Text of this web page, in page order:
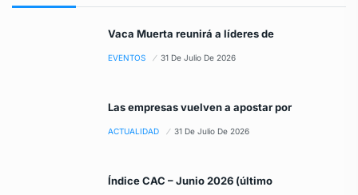
Vaca Muerta reunirá a líderes de
EVENTOS 31 De Julio De 2026
Las empresas vuelven a apostar por
ACTUALIDAD 31 De Julio De 2026
Índice CAC – Junio 2026 (último